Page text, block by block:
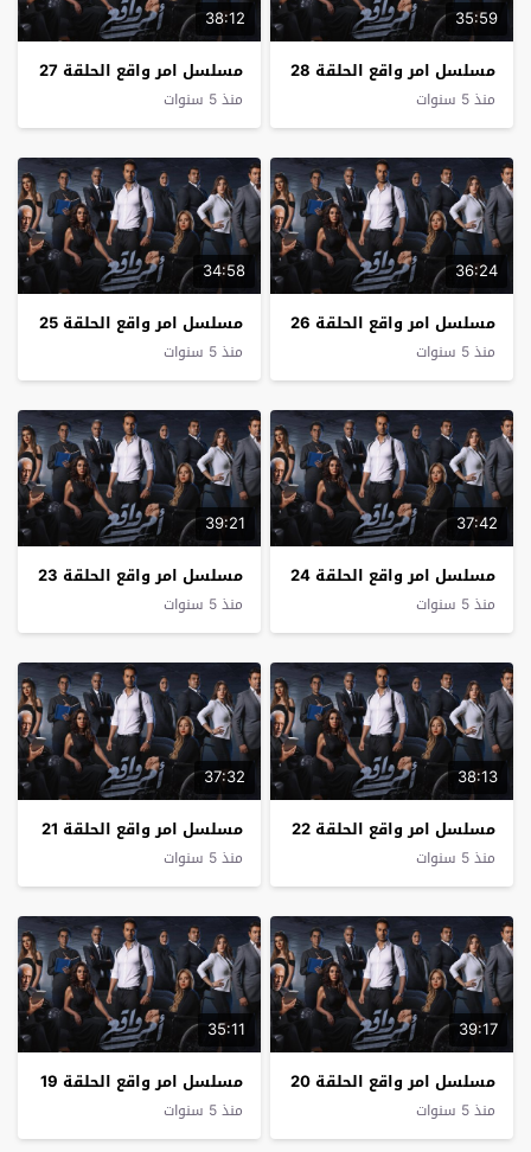
35:59
مسلسل امر واقع الحلقة 28
منذ 5 سنوات
38:12
مسلسل امر واقع الحلقة 27
منذ 5 سنوات
36:24
مسلسل امر واقع الحلقة 26
منذ 5 سنوات
34:58
مسلسل امر واقع الحلقة 25
منذ 5 سنوات
37:42
مسلسل امر واقع الحلقة 24
منذ 5 سنوات
39:21
مسلسل امر واقع الحلقة 23
منذ 5 سنوات
38:13
مسلسل امر واقع الحلقة 22
منذ 5 سنوات
37:32
مسلسل امر واقع الحلقة 21
منذ 5 سنوات
39:17
مسلسل امر واقع الحلقة 20
منذ 5 سنوات
35:11
مسلسل امر واقع الحلقة 19
منذ 5 سنوات